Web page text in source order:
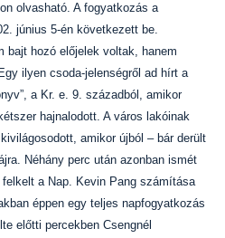
olvasható. A fogyatkozás a
június 5-én következett be.
bajt hozó előjelek voltak, hanem
ilyen csoda-jelenségről ad hírt a
a Kr. e. 9. századból, amikor
hajnalodott. A város lakóinak
amikor újból – bár derült
Néhány perc után azonban ismét
felkelt a Nap. Kevin Pang számítása
éppen egy teljes napfogyatkozás
előtti percekben Csengnél